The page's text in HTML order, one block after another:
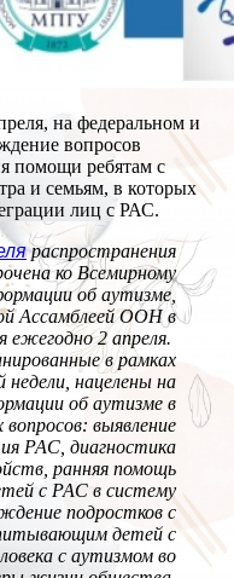
на федеральном и
вопросов
помощи ребятам с
и семьям, в которых
лиц с РАС.
распространения
ко Всемирному
об аутизме,
Ассамблеей ООН в
ежегодно 2 апреля.
в рамках
недели, нацелены на
об аутизме в
выявление
РАС, диагностика
ранняя помощь
с РАС в систему
подростков с
детей с
с аутизмом во